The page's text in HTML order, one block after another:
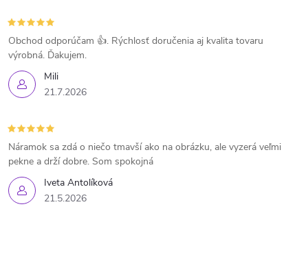
Mili
21.7.2026
Obchod odporúčam 👍. Rýchlosť doručenia aj kvalita tovaru
výrobná. Ďakujem.
Iveta Antolíková
21.5.2026
Náramok sa zdá o niečo tmavší ako na obrázku, ale vyzerá veľmi
pekne a drží dobre. Som spokojná